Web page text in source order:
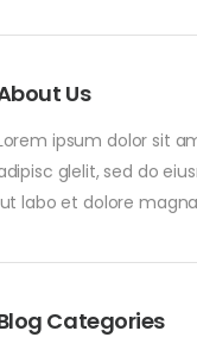
Us
ipsum dolor sit
glelit, sed do
labo et dolore
Categories